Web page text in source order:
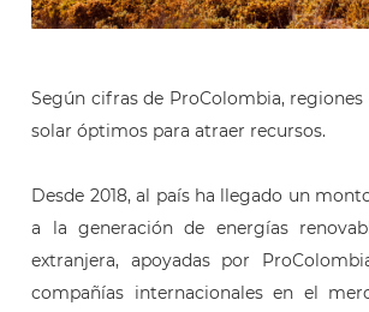
Según cifras de ProColombia,
solar óptimos para atraer recursos.
Desde 2018, al país ha llegado un
a la generación de energías
extranjera, apoyadas por
compañías internacionales en el